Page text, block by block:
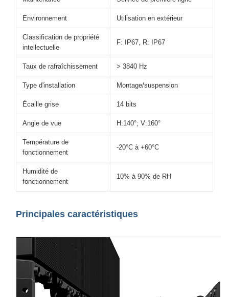
Environnement Utilisation en extérieur
Classification de propriété
intellectuelle
F: IP67, R: IP67
Taux de rafraîchissement > 3840 Hz
Type d'installation Montage/suspension
Écaille grise 14 bits
Angle de vue H:140°; V:160°
Température de
fonctionnement
-20°C à +60°C
Humidité de
fonctionnement
10% à 90% de RH
Principales caractéristiques